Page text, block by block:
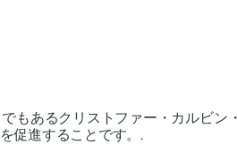
もあるクリストファー・カルビン
促進することです。.